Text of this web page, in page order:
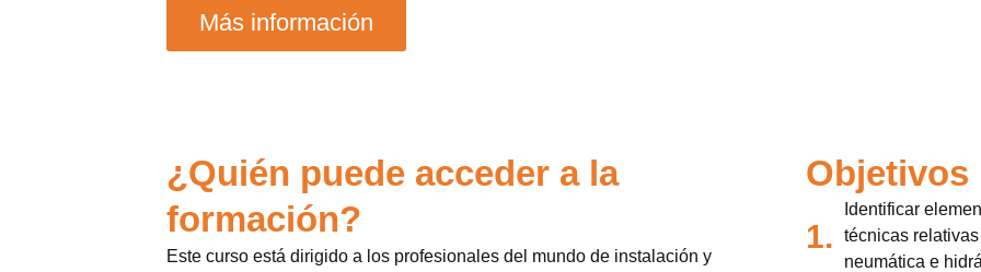
Más información
¿Quién puede acceder a la
formación?
Este curso está dirigido a los profesionales del mundo de instalación y
Objetivos
1.
Identificar
técnicas
neumática e